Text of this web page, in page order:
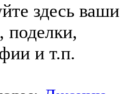
здесь ваши
поделки,
и т.п.